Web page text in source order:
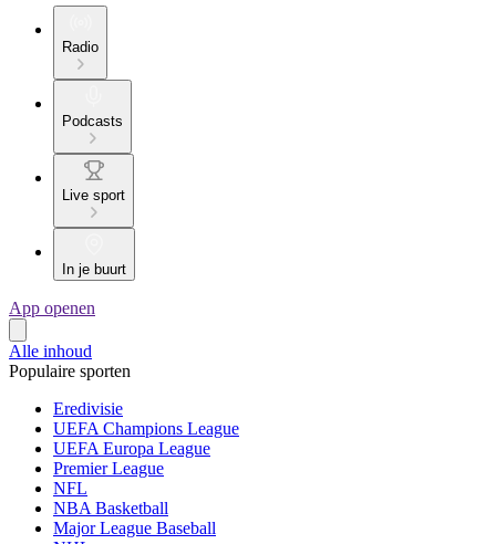
Radio
Podcasts
Live sport
In je buurt
App openen
Alle inhoud
Populaire sporten
Eredivisie
UEFA Champions League
UEFA Europa League
Premier League
NFL
NBA Basketball
Major League Baseball